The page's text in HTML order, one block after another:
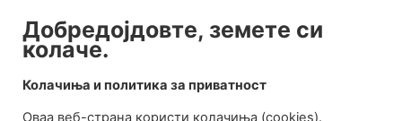
2020-09-01_argument!
Filharmonija
Добредојдовте, земете си
колаче.
Колачиња и политика за приватност
Оваа веб-странa користи колачиња (cookies).